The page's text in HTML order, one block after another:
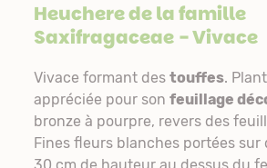
Heuchere de la famille
Saxifragaceae- Vivace
Vivace formant des touffes.
appréciée pour son feuillage
bronze à pourpre, revers des
Fines fleurs blanches portées sur